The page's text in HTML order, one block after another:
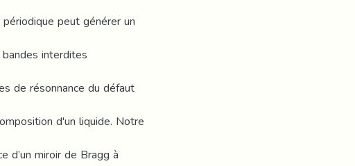
peut générer un
interdites
de résonnance du défaut
d'un liquide. Notre
d’un miroir de Bragg à